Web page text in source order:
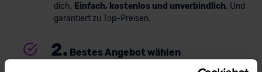
dich. Einfach, kostenlos und unverbindlich. Und
garantiert zu Top-Preisen.
2. Bestes Angebot wählen